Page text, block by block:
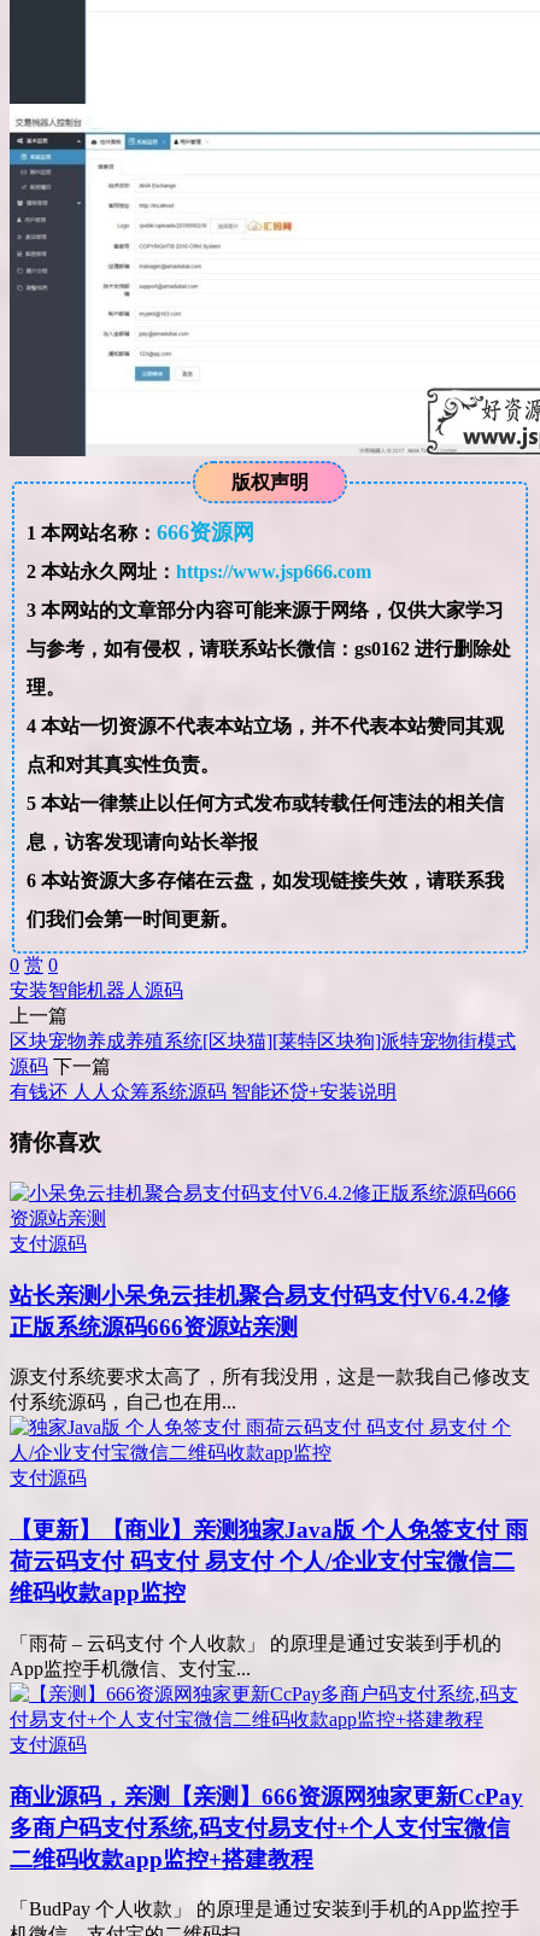
版权声明
1 本网站名称： 666资源网
2本站永久网址： https://www.jsp666.com
3本网站的文章部分内容可能来源于网络，仅供大家学习
与参考，如有侵权，请联系站长微信：gs0162 进行删除处
理。
4本站一切资源不代表本站立场，并不代表本站赞同其观
点和对其真实性负责。
5本站一律禁止以任何方式发布或转载任何违法的相关信
息，访客发现请向站长举报
6本站资源大多存储在云盘，如发现链接失效，请联系我
们我们会第一时间更新。
0 赏 0
安装智能机器人 源码
上一篇
区块宠物养成养殖系统[区块猫][莱特区块狗]派特宠物街模式
源码 下一篇
有钱还 人人众筹系统源码 智能还贷+安装说明
猜你喜欢
支付源码
站长亲测小呆免云挂机聚合易支付码支付V6.4.2修
正版系统源码666资源站亲测
源支付系统要求太高了，所有我没用，这是一款我自己修改支
付系统源码，自己也在用...
支付源码
【更新】【商业】亲测独家Java版 个人免签支付 雨
荷云码支付 码支付 易支付 个人/企业支付宝微信二
维码收款app监控
「雨荷 – 云码支付 个人收款」 的原理是通过安装到手机的
App监控手机微信、支付宝...
支付源码
商业源码，亲测
【亲测】666资源网独家更新CcPay
多商户码支付系统,码支付易支付+个人支付宝微信
二维码收款app监控+搭建教程
「BudPay 个人收款」 的原理是通过安装到手机的App监控手